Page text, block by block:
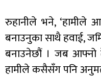
रुहानीले भने, ‘हामीले
बनाउनुका साथै हवाई,
बनाउनेछौं । जब
हामीले कसैसँग पनि